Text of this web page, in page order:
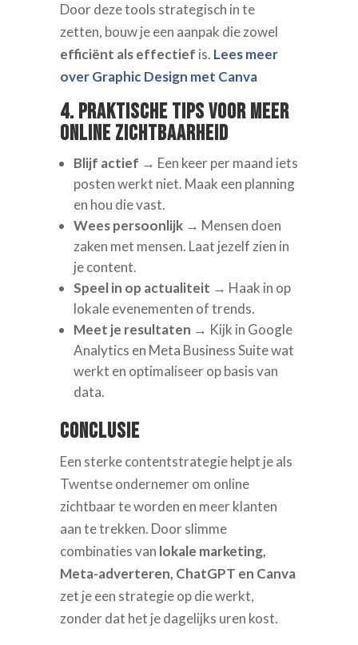
Door deze tools strategisch in te
zetten, bouw je een aanpak die zowel
efficiënt als effectief is. Lees meer
over Graphic Design met Canva
4. Praktische tips voor meer
online zichtbaarheid
Blijf actief → Een keer per maand iets
posten werkt niet. Maak een planning
en hou die vast.
Wees persoonlijk→ Mensen doen
zaken met mensen. Laat jezelf zien in
je content.
Speel in op actualiteit → Haak in op
lokale evenementen of trends.
Meet je resultaten → Kijk in Google
Analytics en Meta Business Suite wat
werkt en optimaliseer op basis van
data.
Conclusie
Een sterke contentstrategie helpt je als
Twentse ondernemer om online
zichtbaar te worden en meer klanten
aan te trekken. Door slimme
combinaties van lokale marketing,
Meta-adverteren, ChatGPT en Canva
zet je een strategie op die werkt,
zonder dat het je dagelijks uren kost.